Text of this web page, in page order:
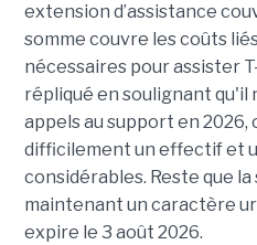
extension d’assistance
somme couvre les coûts
nécessaires pour assister
répliqué en soulignant qu'il
appels au support en 2026,
difficilement un effectif et
considérables. Reste que
maintenant un caractère
expire le 3 août 2026.